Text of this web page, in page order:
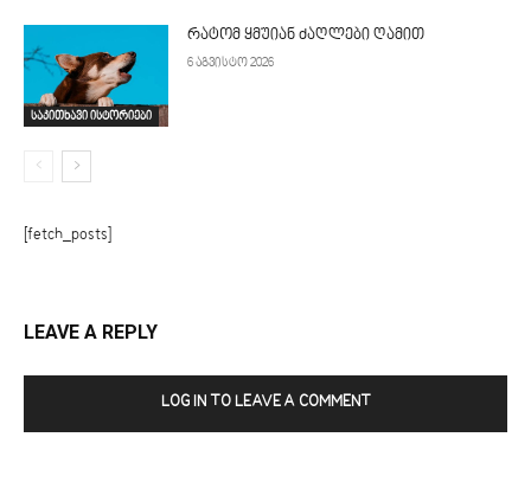
საკითხავი ისტორიები
რატომ ყმუიან ძაღლები ღამით
6 აგვისტო 2026
[fetch_posts]
LEAVE A REPLY
LOG IN TO LEAVE A COMMENT